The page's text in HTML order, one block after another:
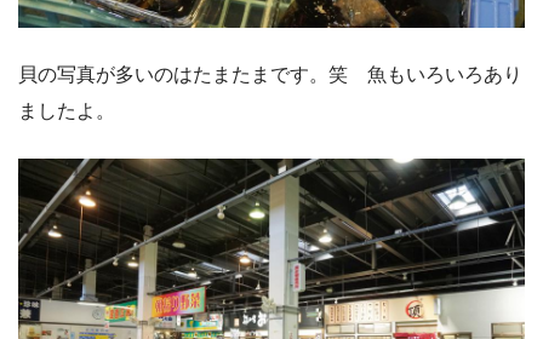
貝の写真が多いのはたまたまです。笑 魚もいろいろあり
ましたよ。